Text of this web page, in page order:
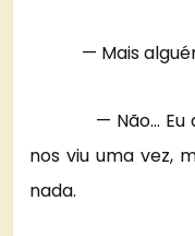
— Mais alguém
— Não… Eu
nos viu uma vez,
nada.